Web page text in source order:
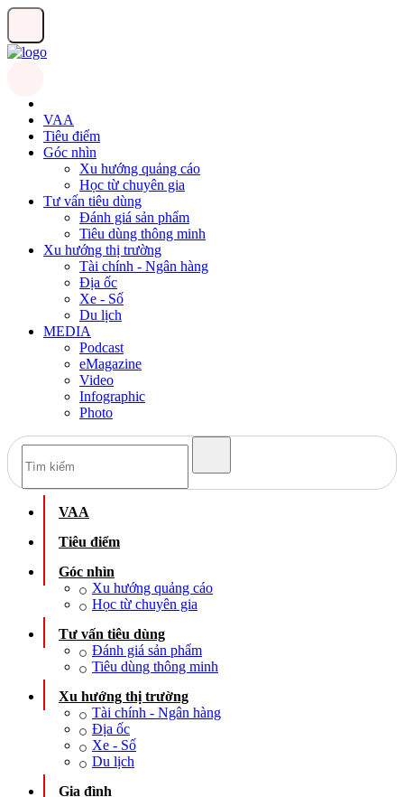
VAA
Tiêu điểm
Góc nhìn
Xu hướng quảng cáo
Học từ chuyên gia
Tư vấn tiêu dùng
Đánh giá sản phẩm
Tiêu dùng thông minh
Xu hướng thị trường
Tài chính - Ngân hàng
Địa ốc
Xe - Số
Du lịch
MEDIA
Podcast
eMagazine
Video
Infographic
Photo
VAA
Tiêu điểm
Góc nhìn
Xu hướng quảng cáo
Học từ chuyên gia
Tư vấn tiêu dùng
Đánh giá sản phẩm
Tiêu dùng thông minh
Xu hướng thị trường
Tài chính - Ngân hàng
Địa ốc
Xe - Số
Du lịch
Gia đình